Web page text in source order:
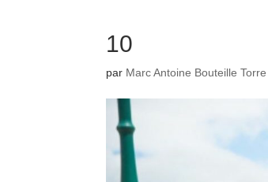
10
par Marc Antoine Bouteille Torre